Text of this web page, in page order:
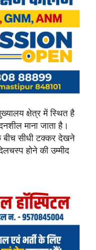
क्षेत्र में स्थित है
माना जाता है।
सीधी टक्कर देखने
होने की उम्मीद